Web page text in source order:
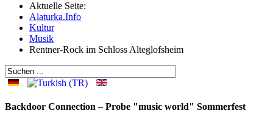
Aktuelle Seite:
Alaturka.Info
Kultur
Musik
Rentner-Rock im Schloss Alteglofsheim
Backdoor Connection – Probe "music world" Sommerfest